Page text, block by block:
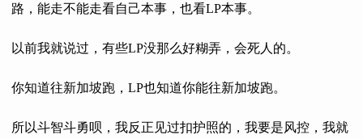
路，能走不能走看自己本事，也看LP本事。
以前我就说过，有些LP没那么好糊弄，会死人的。
你知道往新加坡跑，LP也知道你能往新加坡跑。
所以斗智斗勇呗，我反正见过扣护照的，我要是风控，我就